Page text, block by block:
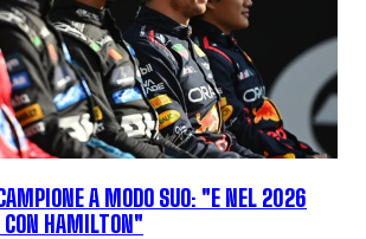
A MODO SUO: "E NEL 2026
CON HAMILTON"